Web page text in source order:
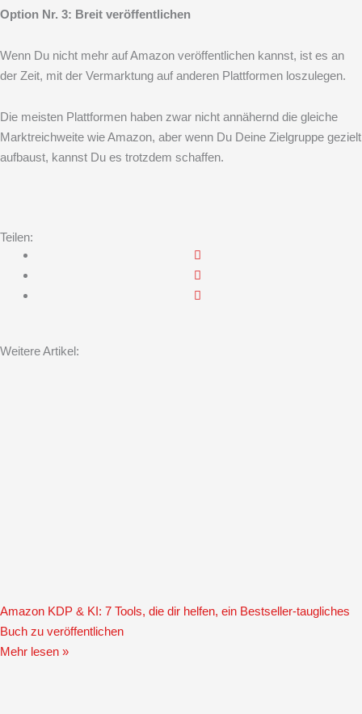
Option Nr. 3: Breit veröffentlichen
Wenn Du nicht mehr auf Amazon veröffentlichen kannst, ist es an
der Zeit, mit der Vermarktung auf anderen Plattformen loszulegen.
Die meisten Plattformen haben zwar nicht annähernd die gleiche
Marktreichweite wie Amazon, aber wenn Du Deine Zielgruppe gezielt
aufbaust, kannst Du es trotzdem schaffen.
Teilen:
Weitere Artikel:
Amazon KDP & KI: 7 Tools, die dir helfen, ein Bestseller-taugliches
Buch zu veröffentlichen
Mehr lesen »